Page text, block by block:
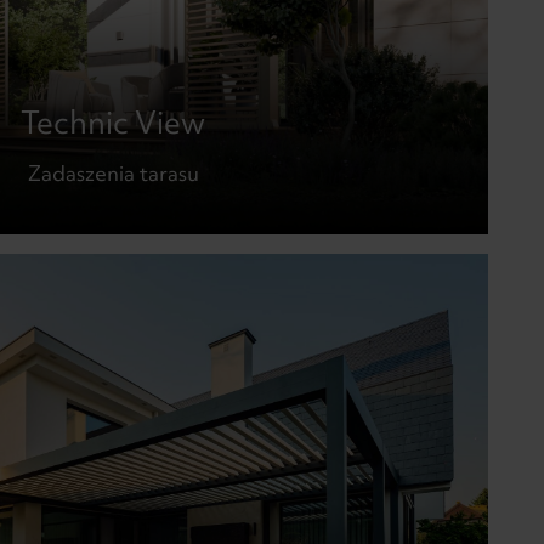
Technic View
Zadaszenia tarasu